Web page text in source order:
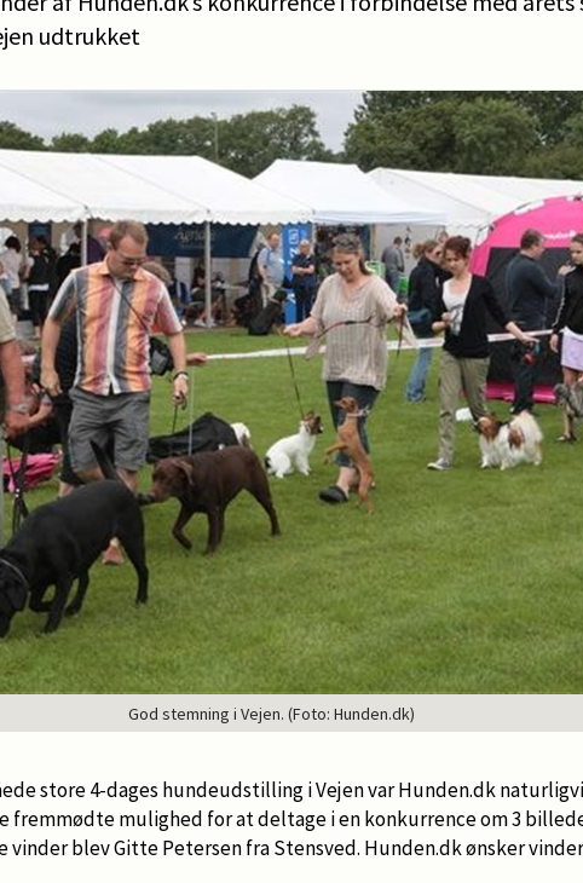
udtrukket
God stemning i Vejen. (Foto: Hunden.dk)
store 4-dages hundeudstilling i Vejen var Hunden.dk
fremmødte mulighed for at deltage i en konkurrence om 3
vinder blev Gitte Petersen fra Stensved. Hunden.dk ønsker